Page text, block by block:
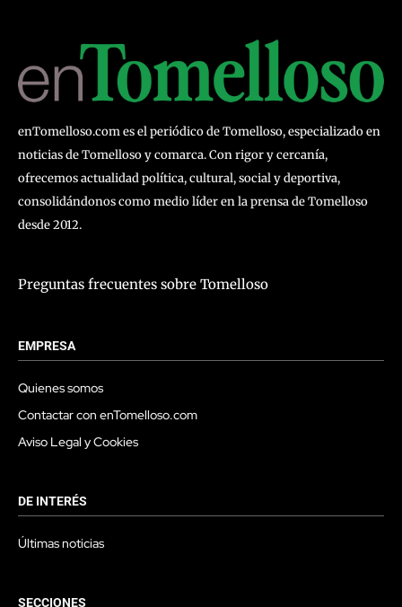
enTomelloso.com es el periódico de Tomelloso, especializado en
noticias de Tomelloso y comarca. Con rigor y cercanía,
ofrecemos actualidad política, cultural, social y deportiva,
consolidándonos como medio líder en la prensa de Tomelloso
desde 2012.
Preguntas frecuentes sobre Tomelloso
EMPRESA
Quienes somos
Contactar con enTomelloso.com
Aviso Legal y Cookies
DE INTERÉS
Últimas noticias
SECCIONES